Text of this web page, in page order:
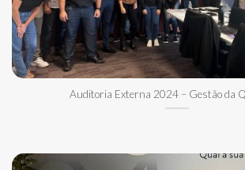
Auditoria Externa 2024 – Gestão da